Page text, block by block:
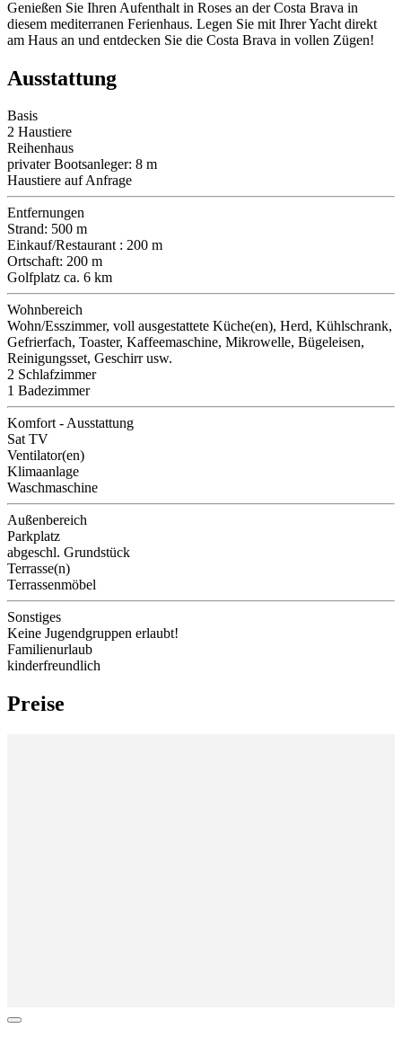
Genießen Sie Ihren Aufenthalt in Roses an der Costa Brava in
diesem mediterranen Ferienhaus. Legen Sie mit Ihrer Yacht direkt
am Haus an und entdecken Sie die Costa Brava in vollen Zügen!
Ausstattung
Basis
2 Haustiere
Reihenhaus
privater Bootsanleger: 8 m
Haustiere auf Anfrage
Entfernungen
Strand: 500 m
Einkauf/Restaurant : 200 m
Ortschaft: 200 m
Golfplatz ca. 6 km
Wohnbereich
Wohn/Esszimmer, voll ausgestattete Küche(en), Herd, Kühlschrank,
Gefrierfach, Toaster, Kaffeemaschine, Mikrowelle, Bügeleisen,
Reinigungsset, Geschirr usw.
2 Schlafzimmer
1 Badezimmer
Komfort - Ausstattung
Sat TV
Ventilator(en)
Klimaanlage
Waschmaschine
Außenbereich
Parkplatz
abgeschl. Grundstück
Terrasse(n)
Terrassenmöbel
Sonstiges
Keine Jugendgruppen erlaubt!
Familienurlaub
kinderfreundlich
Preise